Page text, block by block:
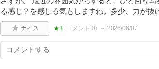
る感じ？を感じる気もしますね。多少、力が抜
ナイス ★3 コメント(0) 2026/06/07